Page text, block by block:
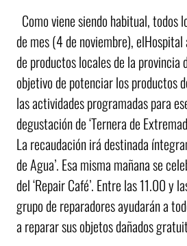
Como viene siendo habitual, todos
de mes (4 de noviembre),
de productos locales de la provincia
objetivo de potenciar los productos
las actividades programadas para
degustación de ‘Ternera de
La recaudación irá destinada
de Agua’. Esa misma mañana se
del ‘Repair Café’. Entre las 11.00 y
grupo de reparadores ayudarán a
a reparar sus objetos dañados